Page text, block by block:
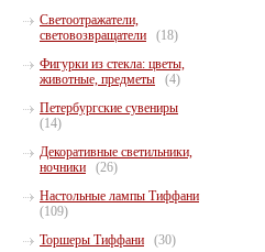
Светоотражатели,
световозвращатели
(18)
Фигурки из стекла: цветы,
животные, предметы
(4)
Петербургские сувениры
(14)
Декоративные светильники,
ночники
(26)
Настольные лампы Тиффани
(109)
Торшеры Тиффани
(30)